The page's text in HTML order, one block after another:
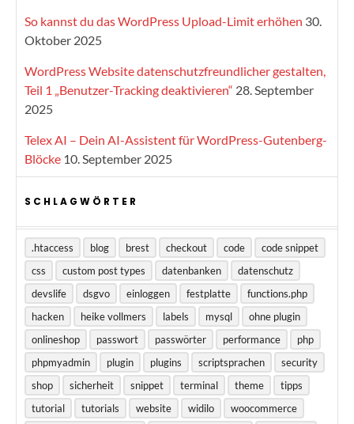
So kannst du das WordPress Upload-Limit erhöhen 30.
Oktober 2025
WordPress Website datenschutzfreundlicher gestalten,
Teil 1 „Benutzer-Tracking deaktivieren“ 28. September
2025
Telex AI – Dein AI-Assistent für WordPress-Gutenberg-
Blöcke 10. September 2025
SCHLAGWÖRTER
.htaccess blog brest checkout code
code snippet
css
custom post types datenbanken
datenschutz
devslife
dsgvo einloggen festplatte
functions.php
hacken
heike vollmers labels mysql
ohne plugin
onlineshop
passwort passwörter performance
php
phpmyadmin
plugin plugins scriptsprachen
security
shop
sicherheit snippet terminal theme
tipps
tutorial
tutorials website widilo
woocommerce